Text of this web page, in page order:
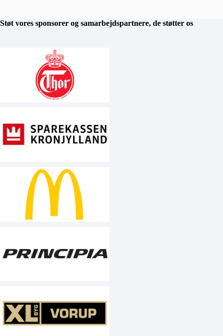
Støt vores sponsorer og samarbejdspartnere, de støtter os